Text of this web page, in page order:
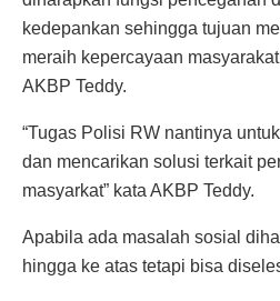
kedepankan sehingga tujuan
meraih kepercayaan
AKBP Teddy.
“Tugas Polisi RW nantinya
dan mencarikan solusi terkait
masyarkat” kata AKBP Teddy.
Apabila ada masalah sosial
hingga ke atas tetapi bisa